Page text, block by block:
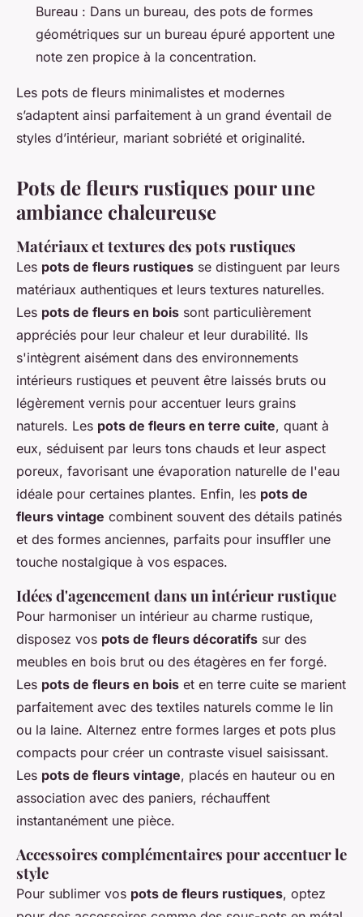
Bureau : Dans un bureau, des pots de formes
géométriques sur un bureau épuré apportent une
note zen propice à la concentration.
Les pots de fleurs minimalistes et modernes
s’adaptent ainsi parfaitement à un grand éventail de
styles d’intérieur, mariant sobriété et originalité.
Pots de fleurs rustiques pour une
ambiance chaleureuse
Matériaux et textures des pots rustiques
Les pots de fleurs rustiques se distinguent par leurs
matériaux authentiques et leurs textures naturelles.
Les pots de fleurs en bois sont particulièrement
appréciés pour leur chaleur et leur durabilité. Ils
s'intègrent aisément dans des environnements
intérieurs rustiques et peuvent être laissés bruts ou
légèrement vernis pour accentuer leurs grains
naturels. Les pots de fleurs en terre cuite, quant à
eux, séduisent par leurs tons chauds et leur aspect
poreux, favorisant une évaporation naturelle de l'eau
idéale pour certaines plantes. Enfin, les pots de
fleurs vintage combinent souvent des détails patinés
et des formes anciennes, parfaits pour insuffler une
touche nostalgique à vos espaces.
Idées d'agencement dans un intérieur rustique
Pour harmoniser un intérieur au charme rustique,
disposez vos pots de fleurs décoratifs sur des
meubles en bois brut ou des étagères en fer forgé.
Les pots de fleurs en bois et en terre cuite se marient
parfaitement avec des textiles naturels comme le lin
ou la laine. Alternez entre formes larges et pots plus
compacts pour créer un contraste visuel saisissant.
Les pots de fleurs vintage, placés en hauteur ou en
association avec des paniers, réchauffent
instantanément une pièce.
Accessoires complémentaires pour accentuer le
style
Pour sublimer vos pots de fleurs rustiques, optez